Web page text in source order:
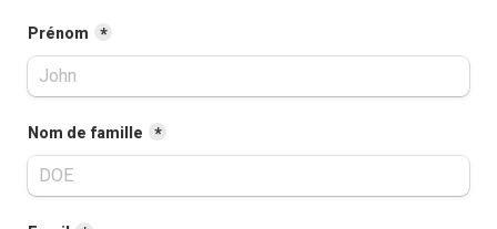
Prénom *
Nom de famille *